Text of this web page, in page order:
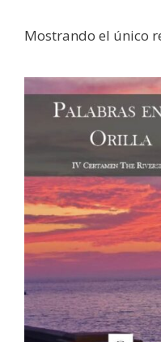
Mostrando el único